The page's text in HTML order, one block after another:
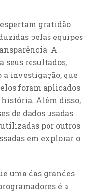
gratidão
pelas equipes
A
seus resultados,
a investigação, que
foram aplicados
Além disso,
de dados usadas
por outros
em explorar o
uma das grandes
é a